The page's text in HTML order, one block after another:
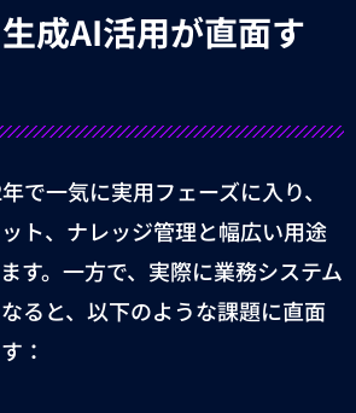
成AI活用が直面す
年で一気に実用フェーズに入り、
ト、ナレッジ管理と幅広い用途
す。一方で、実際に業務システム
ると、以下のような課題に直面
：